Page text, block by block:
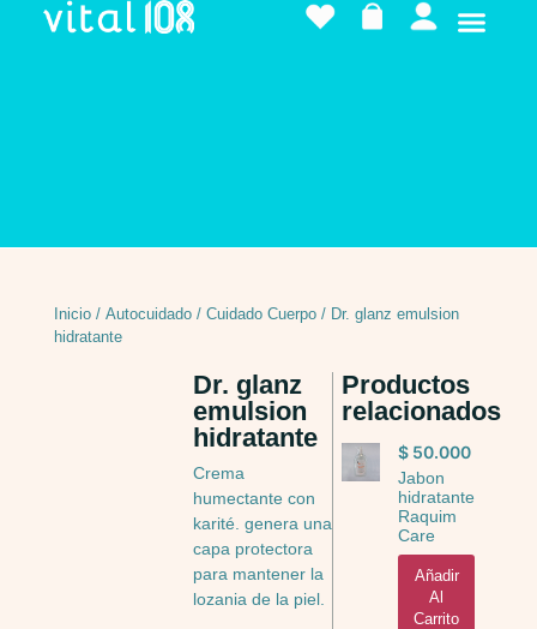
Inicio/ Autocuidado/ Cuidado Cuerpo/ Dr. glanz emulsion
hidratante
Dr. glanz
emulsion
hidratante
Crema
humectante con
karité. genera una
capa protectora
para mantener la
lozania de la piel.
Productos
relacionados
$ 50.000
Jabon
hidratante
Raquim
Care
Añadir
Al
Carrito